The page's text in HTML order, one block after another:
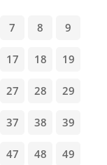
7 8 9
17 18 19
27 28 29
37 38 39
47 48 49